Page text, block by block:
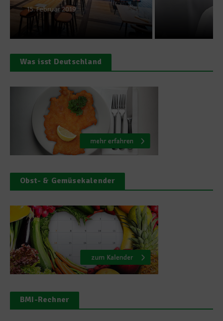
13. September 2017
Was isst Deutschland
Obst- & Gemüsekalender
BMI-Rechner